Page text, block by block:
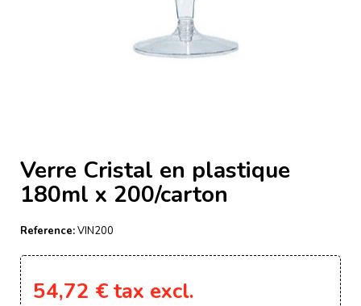
Verre Cristal en plastique
180ml x 200/carton
Reference:VIN200
54,72 € tax excl.